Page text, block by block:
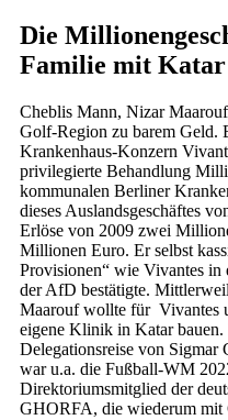
Die
Familie mit Katar
Cheblis Mann, Nizar
Golf-Region zu barem Geld.
Krankenhaus-Konzern
privilegierte Behandlung
kommunalen Berliner
dieses Auslandsgeschäftes
Erlöse von 2009 zwei
Millionen Euro. Er selbst
Provisionen“ wie Vivantes in
der AfD bestätigte.
Maarouf wollte für Vivantes
eigene Klinik in Katar bauen.
Delegationsreise von Sigmar
war u.a. die Fußball-WM
Direktoriumsmitglied der
GHORFA, die wiederum mit